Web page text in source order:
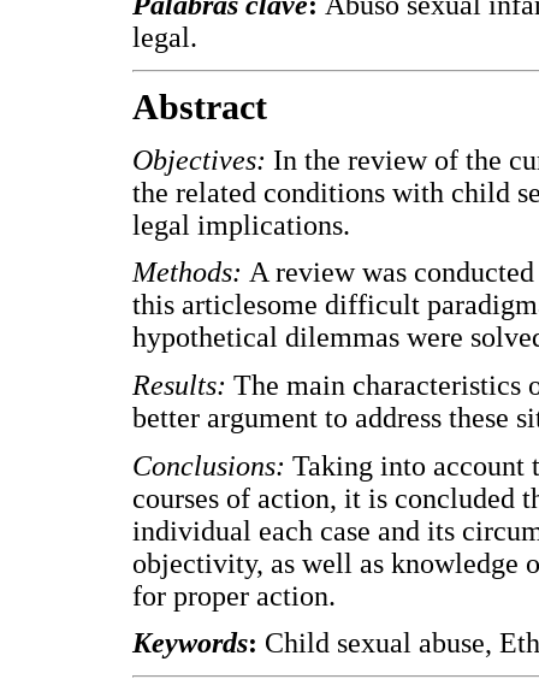
legal.
Abstract
Objectives: In the review of the
the related conditions with child
legal implications.
Methods: A review was
this articlesome difficult
hypothetical dilemmas were
Results: The main characteristics
better argument to address these
Conclusions: Taking into account
courses of action, it is concluded
individual each case and its
objectivity, as well as knowledge
for proper action.
Keywords: Child sexual abuse,